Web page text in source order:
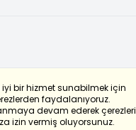
bir hizmet sunabilmek için
faydalanıyoruz.
devam ederek çerezleri
izin vermiş oluyorsunuz.
by Translate